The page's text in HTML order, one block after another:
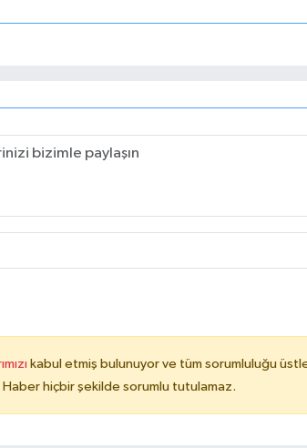
kabul etmiş bulunuyor ve tüm sorumluluğu
Haber hiçbir şekilde sorumlu tutulamaz.